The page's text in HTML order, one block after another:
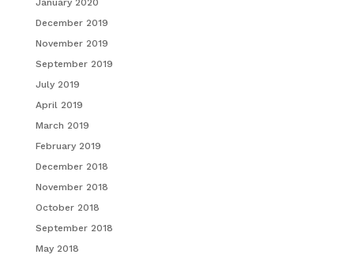
January 2020
December 2019
November 2019
September 2019
July 2019
April 2019
March 2019
February 2019
December 2018
November 2018
October 2018
September 2018
May 2018